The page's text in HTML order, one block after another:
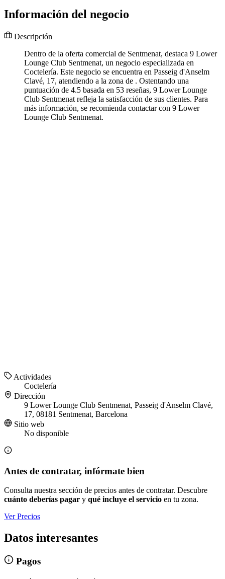
Información del negocio
Descripción
Dentro de la oferta comercial de Sentmenat, destaca 9 Lower
Lounge Club Sentmenat, un negocio especializada en
Coctelería. Este negocio se encuentra en Passeig d'Anselm
Clavé, 17, atendiendo a la zona de . Ostentando una
puntuación de 4.5 basada en 53 reseñas, 9 Lower Lounge
Club Sentmenat refleja la satisfacción de sus clientes. Para
más información, se recomienda contactar con 9 Lower
Lounge Club Sentmenat.
Actividades
Coctelería
Dirección
9 Lower Lounge Club Sentmenat, Passeig d'Anselm Clavé,
17, 08181 Sentmenat, Barcelona
Sitio web
No disponible
Antes de contratar, infórmate bien
Consulta nuestra sección de precios antes de contratar. Descubre
cuánto deberías pagar y qué incluye el servicio en tu zona.
Ver Precios
Datos interesantes
Pagos